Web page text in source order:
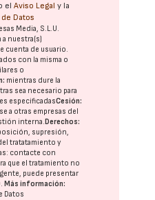
elAviso Legal y la
Datos
Media, S.L.U.
nuestra(s)
cuenta de usuario.
con la misma o
o
mientras dure la
sea necesario para
especificadasCesión:
a otras empresas del
interna. Derechos:
supresión,
tratatamiento y
contacte con
que el tratamiento no
puede presentar
. Más información:
Datos